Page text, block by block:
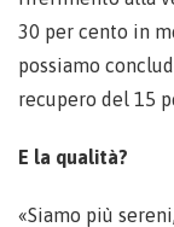
30 per cento in
possiamo
recupero del 15
E la qualità?
«Siamo più